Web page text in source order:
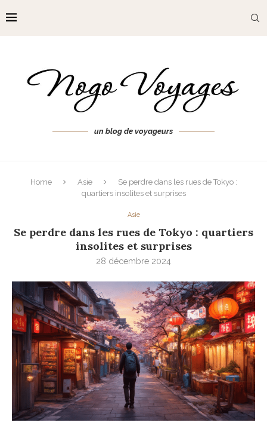
un blog de voyageurs
Home Asie
Se perdre dans les rues de Tokyo :
quartiers insolites et surprises
Asie
Se perdre dans les rues de Tokyo : quartiers
insolites et surprises
28 décembre 2024